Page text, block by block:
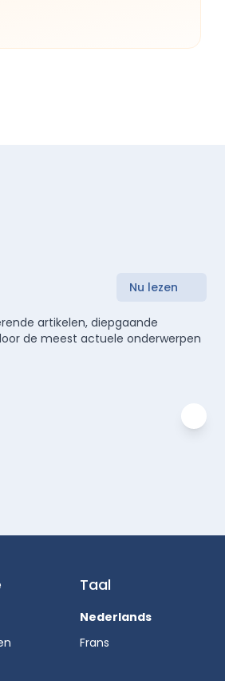
Nu lezen
artikelen, diepgaande
de meest actuele onderwerpen
Taal
Nederlands
Frans